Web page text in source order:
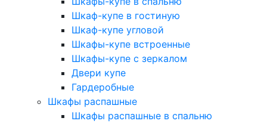
Шкаф-купе в гостиную
Шкаф-купе угловой
Шкафы-купе встроенные
Шкафы-купе с зеркалом
Двери купе
Гардеробные
Шкафы распашные
Шкафы распашные в спальню